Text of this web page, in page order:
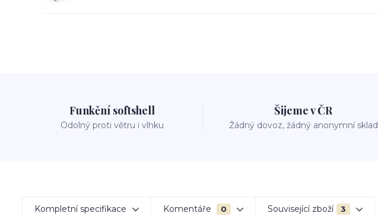
Funkční softshell
Odolný proti větru i vlhku
Šijeme v ČR
Žádný dovoz, žádný anonymní sklad
Kompletní specifikace Komentáře 0 Související zboží 3